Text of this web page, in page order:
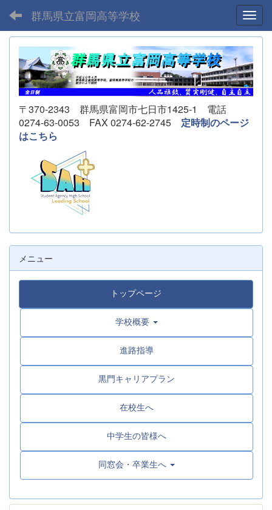
群馬県立富岡高等学校
〒370-2343 群馬県富岡市七日市1425-1 電話
0274-63-0053 FAX 0274-62-2745 定時制のページ
はこちら
メニュー
トップページ
学校概要
進路指導
黒門キャリアプラン
在校生へ
中学生の皆様へ
同窓会・卒業生へ